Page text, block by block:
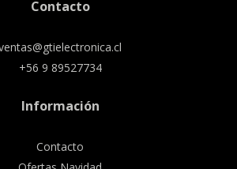
Contacto
+56 9 89527734
Información
Contacto